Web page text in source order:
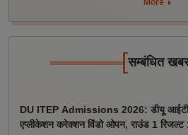
More
[सम्बंधित
DU ITEP Admissions 2026: डीयू
एप्लीकेशन करेक्शन विंडो ओपन, राउंड 1